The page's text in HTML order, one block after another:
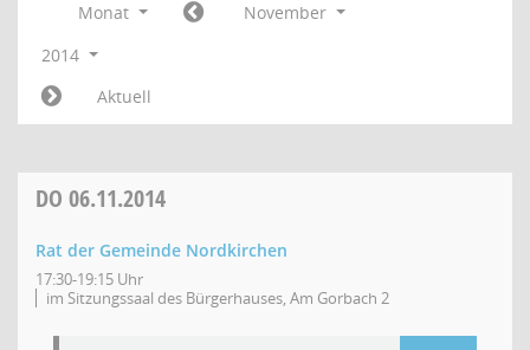
Monat
November
2014
Aktuell
DO 06.11.2014
Rat der Gemeinde Nordkirchen
17:30-19:15 Uhr
im Sitzungssaal des Bürgerhauses, Am Gorbach 2